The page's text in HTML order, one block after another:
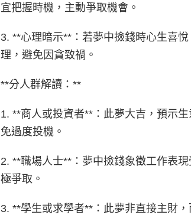
宜把握時機，主動爭取機會。
3. **心理暗示**：若夢中撿錢時心生喜
理，避免因貪致禍。
**分人群解讀：**
1. **商人或投資者**：此夢大吉，預示
免過度投機。
2. **職場人士**：夢中撿錢象徵工作表
極爭取。
3. **學生或求學者**：此夢非直接主財